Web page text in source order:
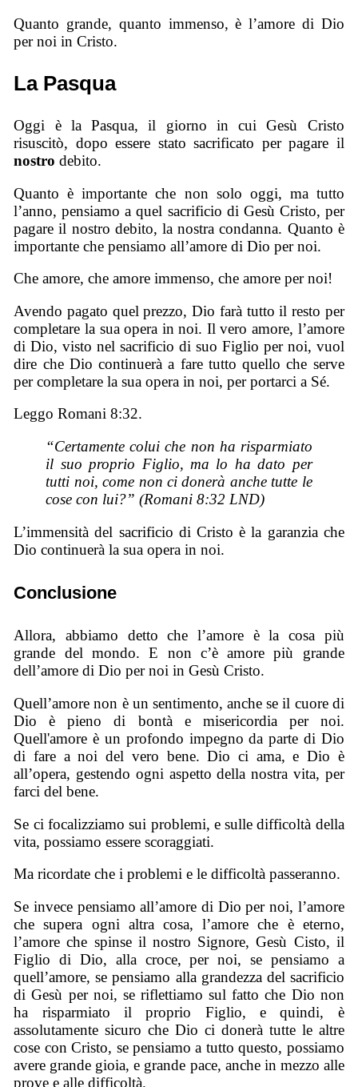
Quanto grande, quanto immenso, è l’amore di Dio
per noi in Cristo.
La Pasqua
Oggi è la Pasqua, il giorno in cui Gesù Cristo
risuscitò, dopo essere stato sacrificato per pagare il
nostro debito.
Quanto è importante che non solo oggi, ma tutto
l’anno, pensiamo a quel sacrificio di Gesù Cristo, per
pagare il nostro debito, la nostra condanna. Quanto è
importante che pensiamo all’amore di Dio per noi.
Che amore, che amore immenso, che amore per noi!
Avendo pagato quel prezzo, Dio farà tutto il resto per
completare la sua opera in noi. Il vero amore, l’amore
di Dio, visto nel sacrificio di suo Figlio per noi, vuol
dire che Dio continuerà a fare tutto quello che serve
per completare la sua opera in noi, per portarci a Sé.
Leggo Romani 8:32.
“Certamente colui che non ha risparmiato
il suo proprio Figlio, ma lo ha dato per
tutti noi, come non ci donerà anche tutte le
cose con lui?” (Romani 8:32 LND)
L’immensità del sacrificio di Cristo è la garanzia che
Dio continuerà la sua opera in noi.
Conclusione
Allora, abbiamo detto che l’amore è la cosa più
grande del mondo. E non c’è amore più grande
dell’amore di Dio per noi in Gesù Cristo.
Quell’amore non è un sentimento, anche se il cuore di
Dio è pieno di bontà e misericordia per noi.
Quell'amore è un profondo impegno da parte di Dio
di fare a noi del vero bene. Dio ci ama, e Dio è
all’opera, gestendo ogni aspetto della nostra vita, per
farci del bene.
Se ci focalizziamo sui problemi, e sulle difficoltà della
vita, possiamo essere scoraggiati.
Ma ricordate che i problemi e le difficoltà passeranno.
Se invece pensiamo all’amore di Dio per noi, l’amore
che supera ogni altra cosa, l’amore che è eterno,
l’amore che spinse il nostro Signore, Gesù Cisto, il
Figlio di Dio, alla croce, per noi, se pensiamo a
quell’amore, se pensiamo alla grandezza del sacrificio
di Gesù per noi, se riflettiamo sul fatto che Dio non
ha risparmiato il proprio Figlio, e quindi, è
assolutamente sicuro che Dio ci donerà tutte le altre
cose con Cristo, se pensiamo a tutto questo, possiamo
avere grande gioia, e grande pace, anche in mezzo alle
prove e alle difficoltà.